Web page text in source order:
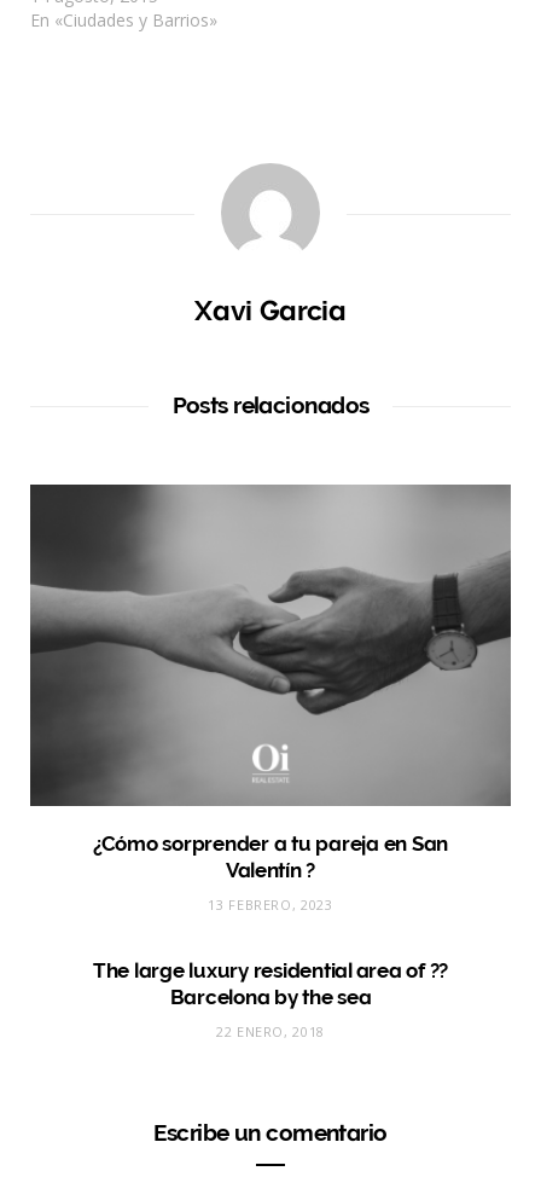
En «Ciudades y Barrios»
Xavi Garcia
Posts relacionados
¿Cómo sorprender a tu pareja en San
Valentín ?
13 FEBRERO, 2023
The large luxury residential area of ??
Barcelona by the sea
22 ENERO, 2018
Escribe un comentario